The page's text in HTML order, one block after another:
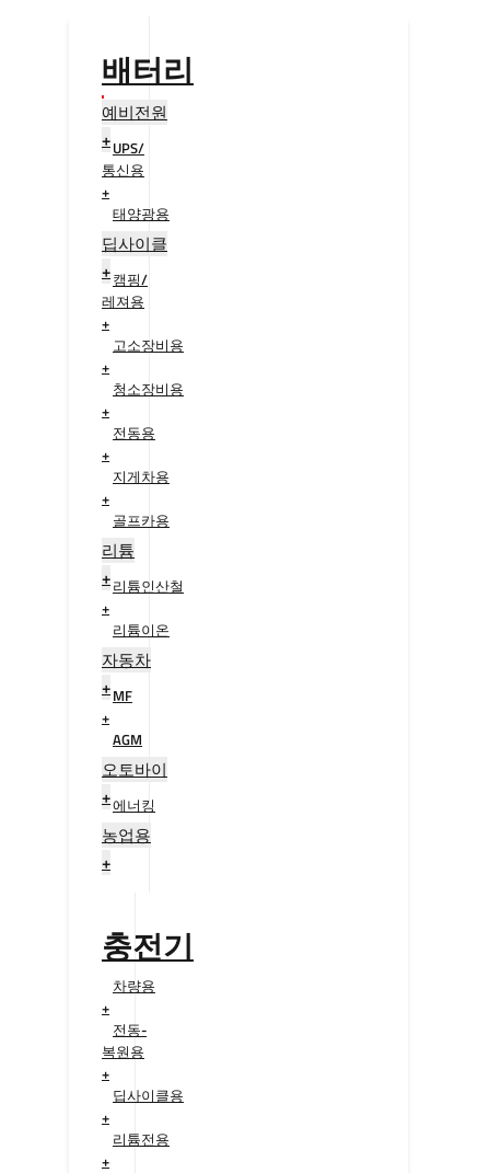
배터리
예비전원
+UPS/
통신용
+
태양광용
+
딥사이클
+캠핑/
레져용
+
고소장비용
+
청소장비용
+
전동용
+
지게차용
+
골프카용
+
리튬
+리튬인산철
+
리튬이온
+
자동차
+MF
+
AGM
+
오토바이
+에너킹
+
농업용
+
충전기
차량용
+
전동-
복원용
+
딥사이클용
+
리튬전용
+